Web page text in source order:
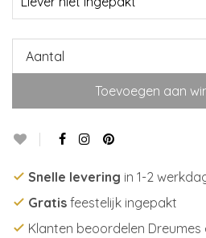
Aantal
Toevoegen aan
Snelle levering in 1-2
Gratis feestelijk ingepakt
Klanten beoordelen Dreumes